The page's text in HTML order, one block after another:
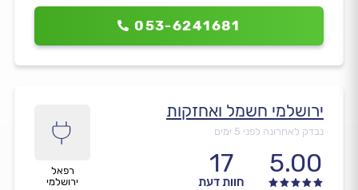
053-6241681
רפאל
ירושלמי
ירושלמי חשמל ואחזקות
נבדק לאחרונה לפני 5 ימים
5.00
17
חוות דעת